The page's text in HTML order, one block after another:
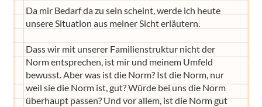
Da mir Bedarf da zu sein scheint, werde ich heute
unsere Situation aus meiner Sicht erläutern.
Dass wir mit unserer Familienstruktur nicht der
Norm entsprechen, ist mir und meinem Umfeld
bewusst. Aber was ist die Norm? Ist die Norm, nur
weil sie die Norm ist, gut? Würde bei uns die Norm
überhaupt passen? Und vor allem, ist die Norm gut